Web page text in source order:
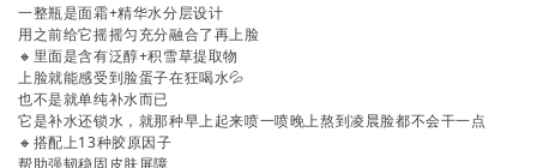
一整瓶是面霜+精华水分层设计
用之前给它摇摇匀充分融合了再上脸
🔸里面是含有泛醇+积雪草提取物
上脸就能感受到脸蛋子在狂喝水💦
也不是就单纯补水而已
它是补水还锁水，就那种早上起来喷一喷晚上熬到凌晨脸都不会干一点
🔸搭配上13种胶原因子
帮助强韧稳固皮肤屏障